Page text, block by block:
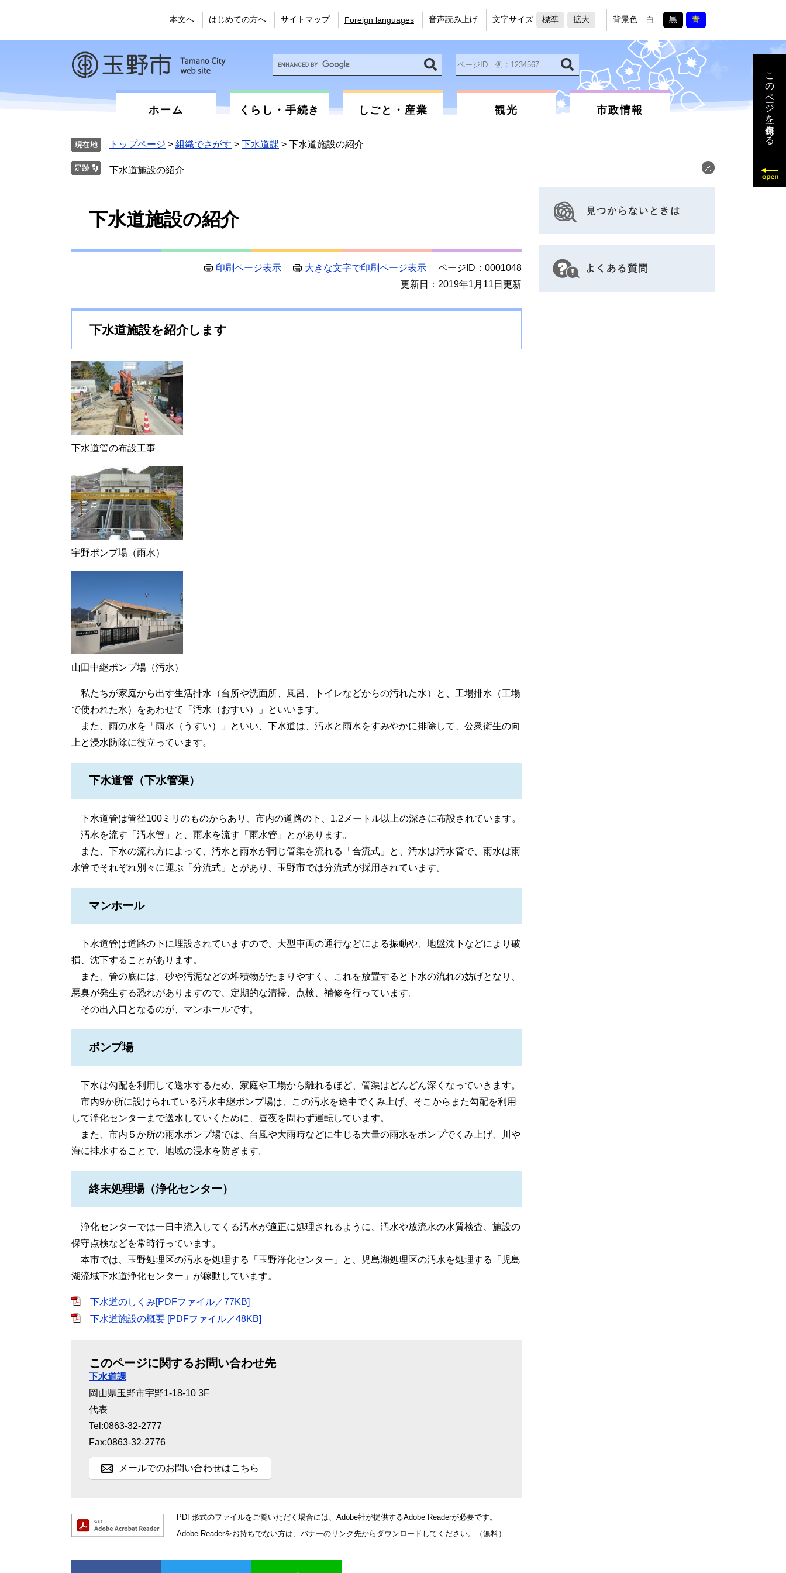
の
す。
ー
し
本文へ はじめての方へ サイトマップ Foreign languages 音声読み上げ 文字サイズ 標準 拡大 背景色 白 黒 青
カ
タ
ム
ID
を
ホーム くらし・手続き しごと・産業 観光 市政情報 このページを一時保存する
トップページ > 組織でさがす > 下水道課 > 下水道施設の紹介
下水道施設の紹介
下水道施設の紹介
印刷ページ表示 大きな文字で印刷ページ表示
ページID：0001048
更新日：2019年1月11日更新
下水道施設を紹介します
下水道管の布設工事
宇野ポンプ場（雨水）
山田中継ポンプ場（汚水）
私たちが家庭から出す生活排水（台所や洗面所、風呂、トイレなどからの汚れた水）と、工場排水（工場
で使われた水）をあわせて「汚水（おすい）」といいます。
また、雨の水を「雨水（うすい）」といい、下水道は、汚水と雨水をすみやかに排除して、公衆衛生の向
上と浸水防除に役立っています。
下水道管（下水管渠）
下水道管は管径100ミリのものからあり、市内の道路の下、1.2メートル以上の深さに布設されています。
汚水を流す「汚水管」と、雨水を流す「雨水管」とがあります。
また、下水の流れ方によって、汚水と雨水が同じ管渠を流れる「合流式」と、汚水は汚水管で、雨水は雨
水管でそれぞれ別々に運ぶ「分流式」とがあり、玉野市では分流式が採用されています。
マンホール
下水道管は道路の下に埋設されていますので、大型車両の通行などによる振動や、地盤沈下などにより破
損、沈下することがあります。
また、管の底には、砂や汚泥などの堆積物がたまりやすく、これを放置すると下水の流れの妨げとなり、
悪臭が発生する恐れがありますので、定期的な清掃、点検、補修を行っています。
その出入口となるのが、マンホールです。
ポンプ場
下水は勾配を利用して送水するため、家庭や工場から離れるほど、管渠はどんどん深くなっていきます。
市内9か所に設けられている汚水中継ポンプ場は、この汚水を途中でくみ上げ、そこからまた勾配を利用
して浄化センターまで送水していくために、昼夜を問わず運転しています。
また、市内５か所の雨水ポンプ場では、台風や大雨時などに生じる大量の雨水をポンプでくみ上げ、川や
海に排水することで、地域の浸水を防ぎます。
終末処理場（浄化センター）
浄化センターでは一日中流入してくる汚水が適正に処理されるように、汚水や放流水の水質検査、施設の
保守点検などを常時行っています。
本市では、玉野処理区の汚水を処理する「玉野浄化センター」と、児島湖処理区の汚水を処理する「児島
湖流域下水道浄化センター」が稼動しています。
下水道のしくみ[PDFファイル／77KB]
下水道施設の概要 [PDFファイル／48KB]
このページに関するお問い合わせ先
下水道課
岡山県玉野市宇野1-18-10 3F
代表
Tel:0863-32-2777
Fax:0863-32-2776
メールでのお問い合わせはこちら
PDF形式のファイルをご覧いただく場合には、Adobe社が提供するAdobe Readerが必要です。
Adobe Readerをお持ちでない方は、バナーのリンク先からダウンロードしてください。（無料）